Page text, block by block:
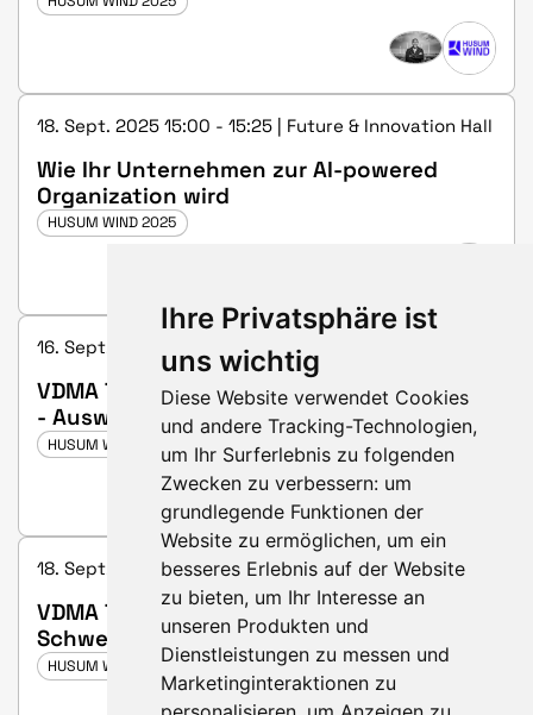
Ihre Privatsphäre ist
uns wichtig
Diese Website verwendet Cookies
und andere Tracking-Technologien,
um Ihr Surferlebnis zu folgenden
Zwecken zu verbessern: um
grundlegende Funktionen der
Website zu ermöglichen, um ein
besseres Erlebnis auf der Website
zu bieten, um Ihr Interesse an
unseren Produkten und
Dienstleistungen zu messen und
Marketinginteraktionen zu
18. Sept. 2025 15:00 - 15:25 | Future & Innovation Hall
Wie Ihr Unternehmen zur AI-powered
Organization wird
HUSUM WIND 2025
16. Sept. 2025 16:00 - 16:20 | Hall 3, booth C25
VDMA Talk: NIS 2 und Cyber Resilience Act
- Auswirkungen auf die Cyber-Sicherheit
in der Windenergiebranche
HUSUM WIND 2025
18. Sept. 2025 11:00 - 11:20 | Hall 3, booth C25
VDMA Talk: Großraum- und
Schwertransporte in der Windenergie -
Nutzung des Binnenschiffs –
Herausforderungen und Chancen
HUSUM WIND 2025